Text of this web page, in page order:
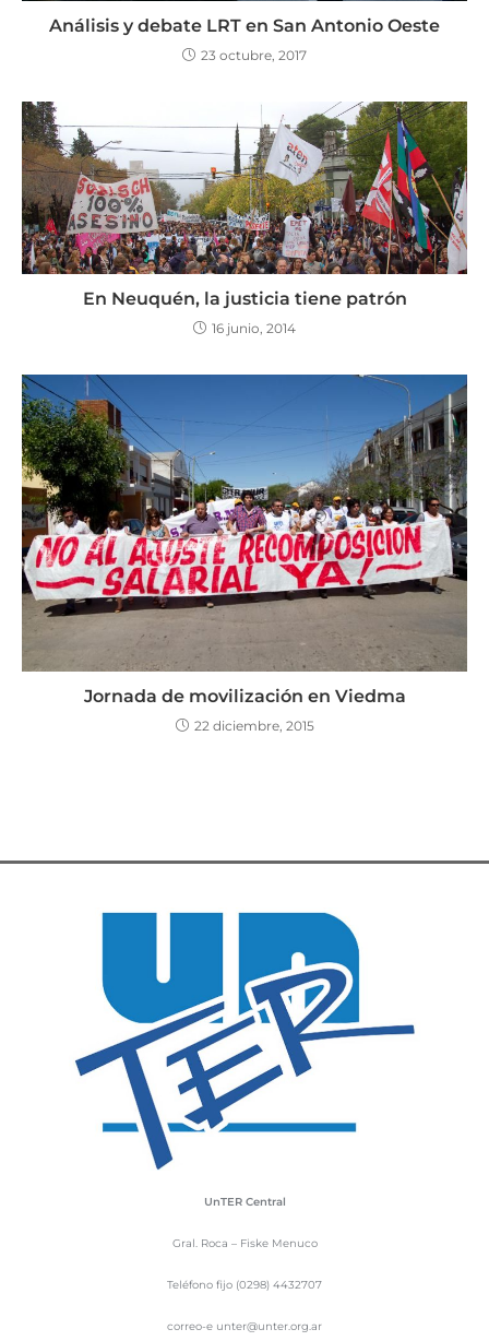
Análisis y debate LRT en San Antonio Oeste
23 octubre, 2017
En Neuquén, la justicia tiene patrón
16 junio, 2014
Jornada de movilización en Viedma
22 diciembre, 2015
UnTER Central
Gral. Roca – Fiske Menuco
Teléfono fijo (0298) 4432707
correo-e unter@unter.org.ar